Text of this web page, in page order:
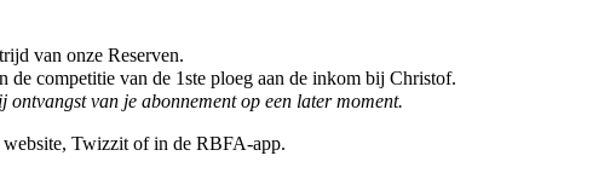
van onze Reserven.
de competitie van de 1ste ploeg aan de inkom bij Christof.
van je abonnement op een later moment.
website, Twizzit of in de RBFA-app.